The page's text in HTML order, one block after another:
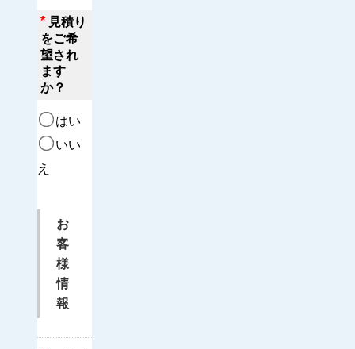
* 見積り
をご希
望され
ます
か？
はい
いい
え
お
客
様
情
報